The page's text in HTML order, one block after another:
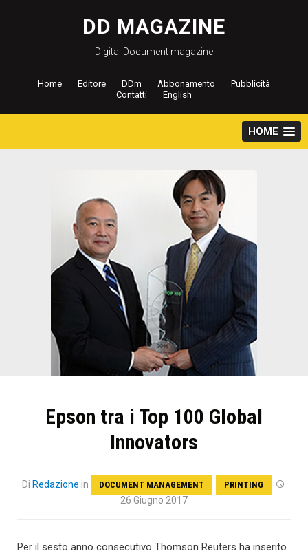
contenuto
DD MAGAZINE
Digital Document magazine
Home Editore DDm Abbonamento
Pubblicità
Contatti
English
HOME
Epson tra i Top 100 Global
Innovators
Di Redazione in DOCUMENT MANAGEMENT PRINTING
26 Giugno 2017
Per il sesto anno consecutivo Thomson Reuters ha inserito